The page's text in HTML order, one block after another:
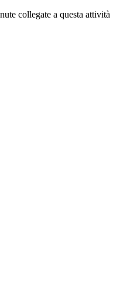
collegate a questa attività